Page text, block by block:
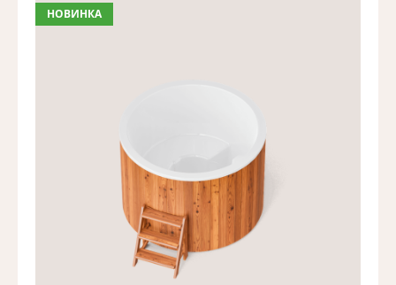
НОВИНКА